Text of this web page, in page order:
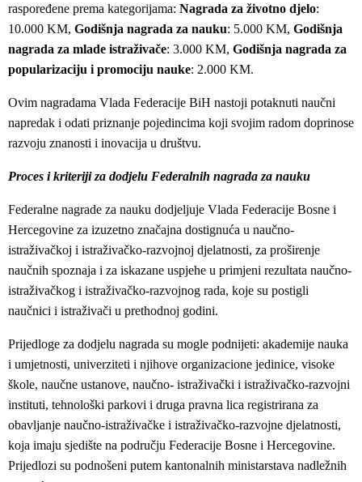
raspoređene prema kategorijama: Nagrada za životno djelo:
10.000 KM, Godišnja nagrada za nauku: 5.000 KM, Godišnja
nagrada za mlade istraživače: 3.000 KM, Godišnja nagrada za
popularizaciju i promociju nauke: 2.000 KM.
Ovim nagradama Vlada Federacije BiH nastoji potaknuti naučni
napredak i odati priznanje pojedincima koji svojim radom doprinose
razvoju znanosti i inovacija u društvu.
Proces i kriteriji za dodjelu Federalnih nagrada za nauku
Federalne nagrade za nauku dodjeljuje Vlada Federacije Bosne i
Hercegovine za izuzetno značajna dostignuća u naučno-
istraživačkoj i istraživačko-razvojnoj djelatnosti, za proširenje
naučnih spoznaja i za iskazane uspjehe u primjeni rezultata naučno-
istraživačkog i istraživačko-razvojnog rada, koje su postigli
naučnici i istraživači u prethodnoj godini.
Prijedloge za dodjelu nagrada su mogle podnijeti: akademije nauka
i umjetnosti, univerziteti i njihove organizacione jedinice, visoke
škole, naučne ustanove, naučno- istraživački i istraživačko-razvojni
instituti, tehnološki parkovi i druga pravna lica registrirana za
obavljanje naučno-istraživačke i istraživačko-razvojne djelatnosti,
koja imaju sjedište na području Federacije Bosne i Hercegovine.
Prijedlozi su podnošeni putem kantonalnih ministarstava nadležnih